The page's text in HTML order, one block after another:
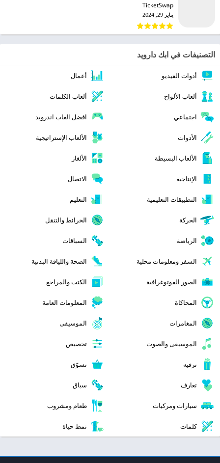
TicketSwap‏
يناير 29, 2024
التصنيفات في ابك دارويد
أدوات الفيديو أعمال
ألعاب الألواح ألعاب الكلمات
اجتماعي افضل العاب اندرويد
الأدوات الألعاب الإستراتيجية
الألعاب البسيطة الألغاز
الإنتاجية الاتصال
التطبيقات التعليمية التعليم
الحركة الخرائط والتنقل
الرياضة السباقات
السفر ومعلومات محلية الصحة واللياقة البدنية
الصور الفوتوغرافية الكتب والمراجع
المحاكاة المعلومات العامة
المغامرات الموسيقى
الموسيقى والصوت تخصيص
ترفيه تسوّق
تعارف سباق
سيارات ومركبات طعام ومشروب
كلمات نمط حياة